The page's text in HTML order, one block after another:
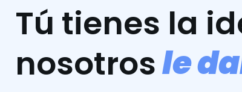
Tú tienes la
nosotrosleda